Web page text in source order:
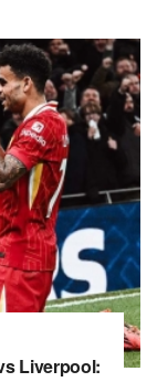
Liverpool: